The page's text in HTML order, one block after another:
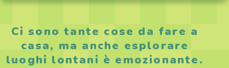
Ci sono tante cose da fare a
casa, ma anche esplorare
luoghi lontani è emozionante.